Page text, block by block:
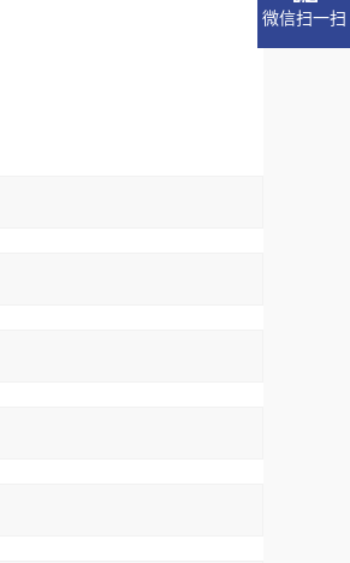
微信扫一扫